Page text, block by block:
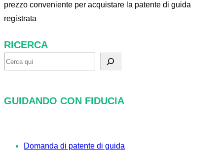
prezzo conveniente per acquistare la patente di guida
registrata
RICERCA
R
e
GUIDANDO CON FIDUCIA
Domanda di patente di guida